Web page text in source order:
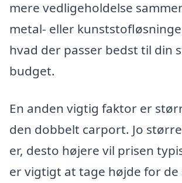
mere vedligeholdelse
metal- eller
hvad der passer bedst til din
budget.
En anden vigtig faktor er
den dobbelt carport. Jo
er, desto højere vil prisen
er vigtigt at tage højde for de